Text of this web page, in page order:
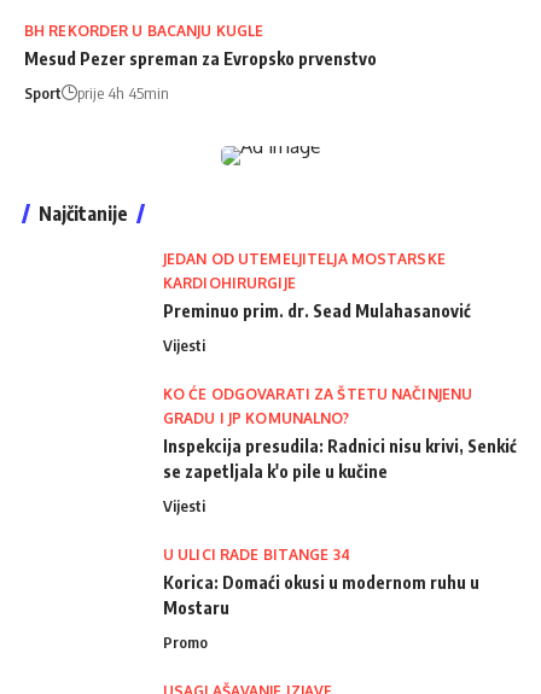
BH REKORDER U BACANJU KUGLE
Mesud Pezer spreman za Evropsko prvenstvo
Sport prije 4h 45min
Najčitanije
JEDAN OD UTEMELJITELJA MOSTARSKE
KARDIOHIRURGIJE
Preminuo prim. dr. Sead Mulahasanović
Vijesti
KO ĆE ODGOVARATI ZA ŠTETU NAČINJENU
GRADU I JP KOMUNALNO?
Inspekcija presudila: Radnici nisu krivi, Senkić
se zapetljala k'o pile u kučine
Vijesti
U ULICI RADE BITANGE 34
Korica: Domaći okusi u modernom ruhu u
Mostaru
Promo